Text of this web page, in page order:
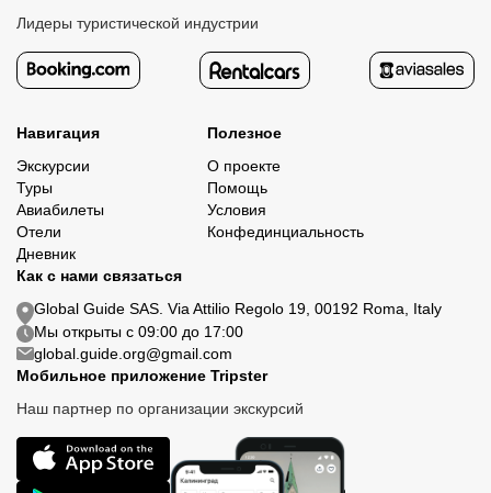
Лидеры туристической индустрии
Навигация
Экскурсии
Туры
Авиабилеты
Отели
Дневник
Полезное
О проекте
Помощь
Условия
Конфединциальность
Как с нами связаться
Global Guide SAS. Via Attilio Regolo 19, 00192 Roma, Italy
Мы открыты с 09:00 до 17:00
global.guide.org@gmail.com
Мобильное приложение Tripster
Наш партнер по организации экскурсий